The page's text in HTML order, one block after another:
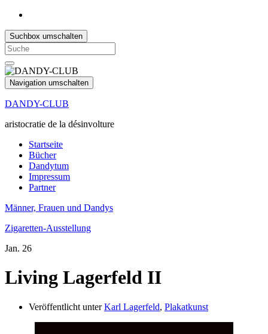
Suchbox umschalten
Search
for:
Navigation umschalten
DANDY-CLUB
aristocratie de la désinvolture
Startseite
Bücher
Dandytum
Impressum
Partner
Männer, Frauen und Dandys
Zigaretten-Ausstellung
Jan. 26
Living Lagerfeld II
Veröffentlicht unterKarl Lagerfeld, Plakatkunst